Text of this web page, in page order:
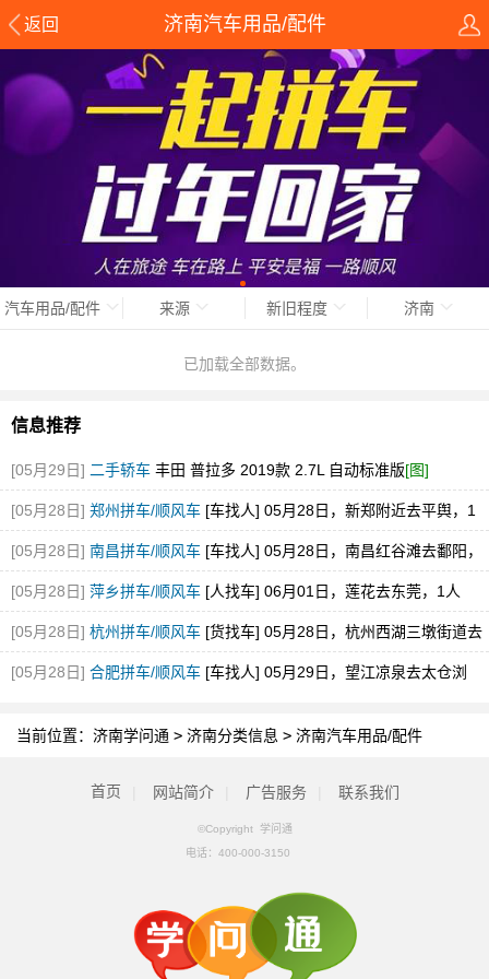
返回 济南汽车用品/配件
汽车用品/配件 来源 新旧程度 济南
已加载全部数据。
信息推荐
[05月29日] 二手轿车 丰田 普拉多 2019款 2.7L 自动标准版[图]
[05月28日] 郑州拼车/顺风车 [车找人] 05月28日，新郑附近去平舆，1
空位，途经新蔡
[05月28日] 南昌拼车/顺风车 [车找人] 05月28日，南昌红谷滩去鄱阳，
1空位
[05月28日] 萍乡拼车/顺风车 [人找车] 06月01日，莲花去东莞，1人
[05月28日] 杭州拼车/顺风车 [货找车] 05月28日，杭州西湖三墩街道去
砀山县经开区
[05月28日] 合肥拼车/顺风车 [车找人] 05月29日，望江凉泉去太仓浏
当前位置： 济南学问通 > 济南分类信息 > 济南汽车用品/配件
首页 网站简介 广告服务 联系我们
©Copyright 学问通
电话： 400-000-3150